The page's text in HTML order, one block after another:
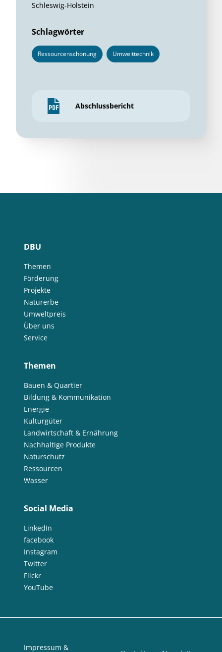
Schleswig-Holstein
Schlagwörter
Ressourcenschonung Umwelttechnik
Abschlussbericht
DBU
Themen
Förderung
Projekte
Naturerbe
Umweltpreis
Über uns
Service
Themen
Bauen & Quartier
Bildung & Kommunikation
Energie
Kulturgüter
Landwirtschaft & Ernährung
Nachhaltige Produkte
Naturschutz
Ressourcen
Wasser
Social Media
LinkedIn
facebook
Instagram
Twitter
Flickr
YouTube
Impressum &